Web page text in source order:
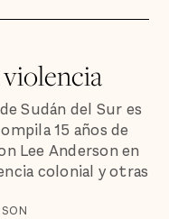
Sudán del Sur es
15 años de
Lee Anderson en
colonial y otras